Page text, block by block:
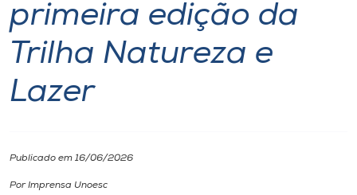
Portal de Ensino
Unoesc
I.nova
primeira edição da
Trilha Natureza e
Lazer
Publicado em 16/06/2026
Por Imprensa Unoesc